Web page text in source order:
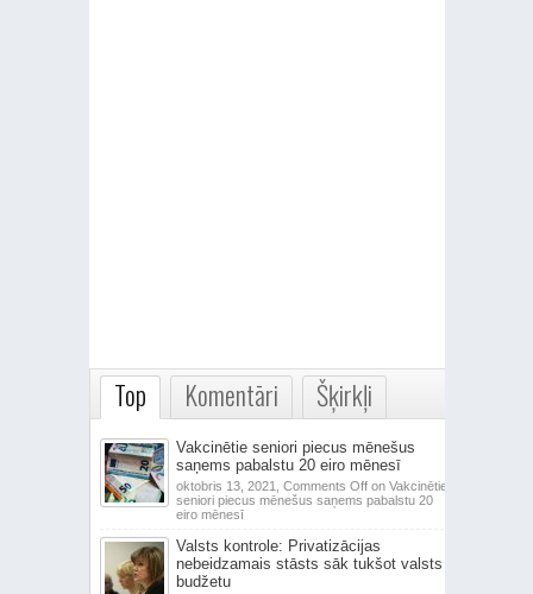
Top Komentāri Šķirkļi
Vakcinētie seniori piecus mēnešus
saņems pabalstu 20 eiro mēnesī
oktobris 13, 2021, Comments Offon Vakcinētie
seniori piecus mēnešus saņems pabalstu 20
eiro mēnesī
Valsts kontrole: Privatizācijas
nebeidzamais stāsts sāk tukšot valsts
budžetu